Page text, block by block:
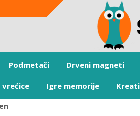
Podmetači Drveni magneti
vrećice Igre memorije